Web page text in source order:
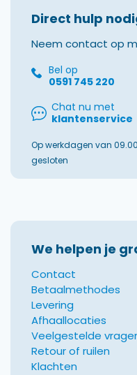
Direct hulp
Neem contact op
Bel op
0591 745 220
Chat nu met
klantenservice
Op werkdagen van
gesloten
We helpen je
Contact
Betaalmethodes
Levering
Afhaallocaties
Veelgestelde
Retour of ruilen
Klachten